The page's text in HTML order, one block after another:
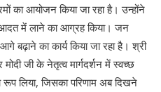
का आयोजन किया जा रहा है। उन्होंने
आदत में लाने का आग्रह किया। जन
बढ़ाने का कार्य किया जा रहा है। श्री
जी के नेतृत्व मार्गदर्शन में स्वच्छ
लिया, जिसका परिणाम अब दिखने